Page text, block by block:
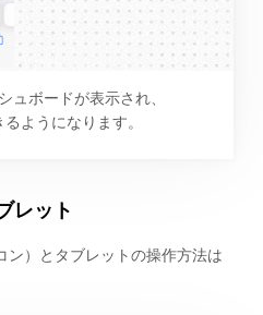
ュボードが表示され、
ようになります。
レット
ン）とタブレットの操作方法は